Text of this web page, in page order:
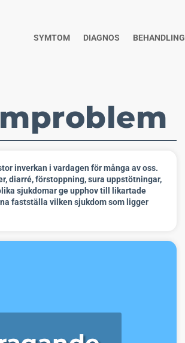
SYMTOM DIAGNOS BEHANDLING
inverkan i vardagen för många av oss.
diarré, förstoppning, sura uppstötningar,
sjukdomar ge upphov till likartade
fastställa vilken sjukdom som ligger